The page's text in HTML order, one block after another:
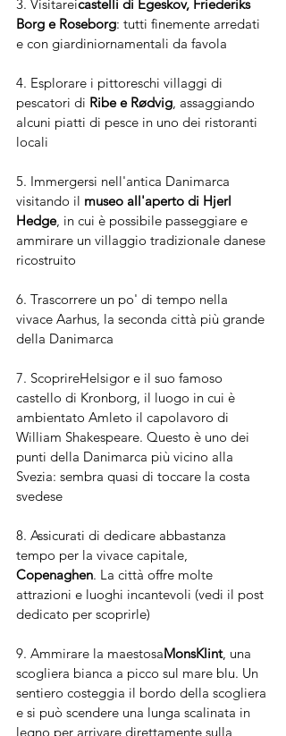
3. Visitareicastelli di Egeskov, Friederiks
Borg e Roseborg: tutti finemente arredati
e con giardiniornamentali da favola
4. Esplorare i pittoreschi villaggi di
pescatori di Ribe e Rødvig , assaggiando
alcuni piatti di pesce in uno dei ristoranti
locali
5. Immergersi nell'antica Danimarca
visitando il museo all'aperto di Hjerl
Hedge, in cui è possibile passeggiare e
ammirare un villaggio tradizionale danese
ricostruito
6. Trascorrere un po' di tempo nella
vivace Aarhus, la seconda città più grande
della Danimarca
7. ScoprireHelsigor e il suo famoso
castello di Kronborg, il luogo in cui è
ambientato Amleto il capolavoro di
William Shakespeare. Questo è uno dei
punti della Danimarca più vicino alla
Svezia: sembra quasi di toccare la costa
svedese
8. Assicurati di dedicare abbastanza
tempo per la vivace capitale,
Copenaghen. La città offre molte
attrazioni e luoghi incantevoli (vedi il post
dedicato per scoprirle)
9. Ammirare la maestosaMonsKlint, una
scogliera bianca a picco sul mare blu. Un
sentiero costeggia il bordo della scogliera
e si può scendere una lunga scalinata in
legno per arrivare direttamente sulla